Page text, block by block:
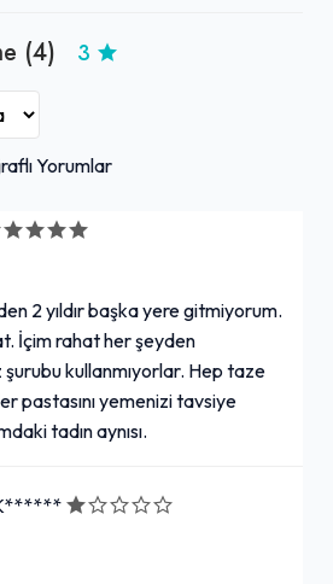
(4) 3
Yorumlar
2 yıldır başka yere gitmiyorum.
İçim rahat her şeyden
kullanmıyorlar. Hep taze
pastasını yemenizi tavsiye
tadın aynısı.